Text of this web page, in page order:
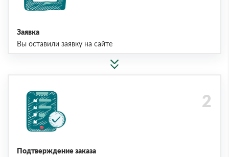
Заявка
Вы оставили заявку на сайте
Подтверждение заказа